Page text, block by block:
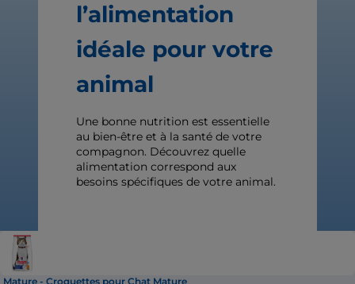
l’alimentation
idéale pour votre
animal
Une bonne nutrition est essentielle
au bien-être et à la santé de votre
compagnon. Découvrez quelle
alimentation correspond aux
besoins spécifiques de votre animal.
Mature - Croquettes pour Chat Mature